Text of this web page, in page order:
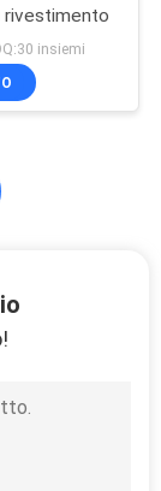
rivestimento
insiemi